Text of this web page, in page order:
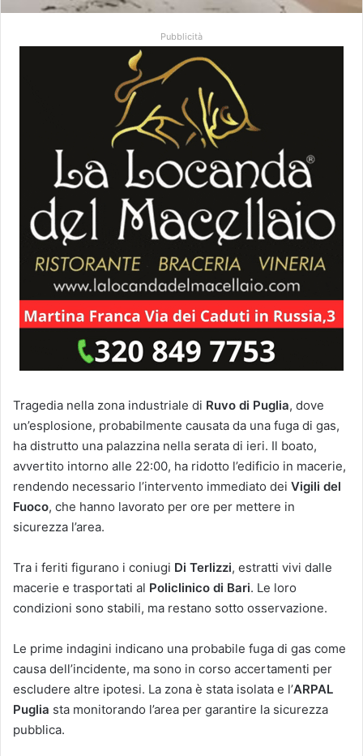
Pubblicità
Tragedia nella zona industriale di Ruvo di Puglia, dove
un’esplosione, probabilmente causata da una fuga di gas,
ha distrutto una palazzina nella serata di ieri. Il boato,
avvertito intorno alle 22:00, ha ridotto l’edificio in macerie,
rendendo necessario l’intervento immediato dei Vigili del
Fuoco, che hanno lavorato per ore per mettere in
sicurezza l’area.
Tra i feriti figurano i coniugi Di Terlizzi, estratti vivi dalle
macerie e trasportati al Policlinico di Bari. Le loro
condizioni sono stabili, ma restano sotto osservazione.
Le prime indagini indicano una probabile fuga di gas come
causa dell’incidente, ma sono in corso accertamenti per
escludere altre ipotesi. La zona è stata isolata e l’ARPAL
Puglia sta monitorando l’area per garantire la sicurezza
pubblica.